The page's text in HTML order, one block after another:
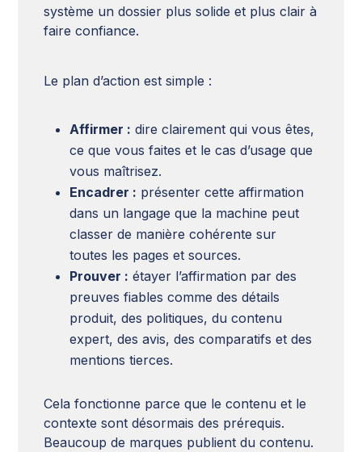
système un dossier plus solide et plus clair à
faire confiance.
Le plan d’action est simple :
Affirmer : dire clairement qui vous êtes,
ce que vous faites et le cas d’usage que
vous maîtrisez.
Encadrer : présenter cette affirmation
dans un langage que la machine peut
classer de manière cohérente sur
toutes les pages et sources.
Prouver : étayer l’affirmation par des
preuves fiables comme des détails
produit, des politiques, du contenu
expert, des avis, des comparatifs et des
mentions tierces.
Cela fonctionne parce que le contenu et le
contexte sont désormais des prérequis.
Beaucoup de marques publient du contenu.